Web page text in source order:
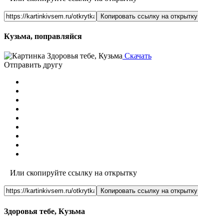
Копировать ссылку на открытку
Кузьма, поправляйся
Скачать
Отправить другу
Или скопируйте ссылку на открытку
Копировать ссылку на открытку
Здоровья тебе, Кузьма